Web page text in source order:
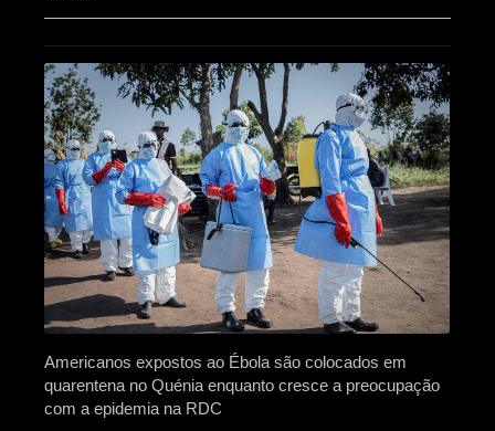
Americanos expostos ao Ébola são colocados em
quarentena no Quénia enquanto cresce a preocupação
com a epidemia na RDC